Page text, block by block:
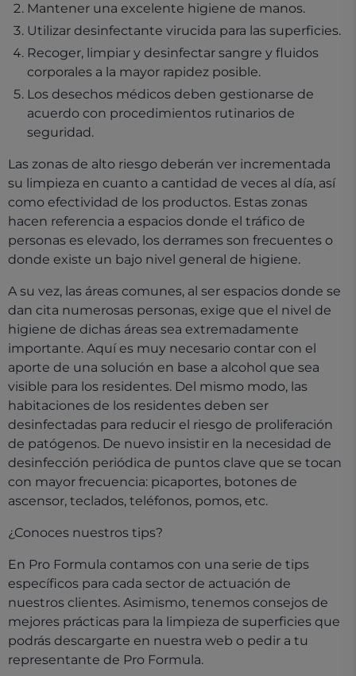
Mantener una excelente higiene de manos.
Utilizar desinfectante virucida para las superficies.
Recoger, limpiar y desinfectar sangre y fluidos
corporales a la mayor rapidez posible.
Los desechos médicos deben gestionarse de
acuerdo con procedimientos rutinarios de
seguridad.
Las zonas de alto riesgo deberán ver incrementada
su limpieza en cuanto a cantidad de veces al día, así
como efectividad de los productos. Estas zonas
hacen referencia a espacios donde el tráfico de
personas es elevado, los derrames son frecuentes o
donde existe un bajo nivel general de higiene.
A su vez, las áreas comunes, al ser espacios donde se
dan cita numerosas personas, exige que el nivel de
higiene de dichas áreas sea extremadamente
importante. Aquí es muy necesario contar con el
aporte de una solución en base a alcohol que sea
visible para los residentes. Del mismo modo, las
habitaciones de los residentes deben ser
desinfectadas para reducir el riesgo de proliferación
de patógenos. De nuevo insistir en la necesidad de
desinfección periódica de puntos clave que se tocan
con mayor frecuencia: picaportes, botones de
ascensor, teclados, teléfonos, pomos, etc.
¿Conoces nuestros tips?
En Pro Formula contamos con una serie de tips
específicos para cada sector de actuación de
nuestros clientes. Asimismo, tenemos consejos de
mejores prácticas para la limpieza de superficies que
podrás descargarte en nuestra web o pedir a tu
representante de Pro Formula.